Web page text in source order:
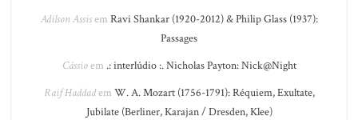
Adilson Assisem Ravi Shankar (1920-2012) & Philip Glass (1937):
Passages
Cássioem .: interlúdio :. Nicholas Payton: Nick@Night
Raif Haddadem W. A. Mozart (1756-1791): Réquiem, Exultate,
Jubilate (Berliner, Karajan / Dresden, Klee)